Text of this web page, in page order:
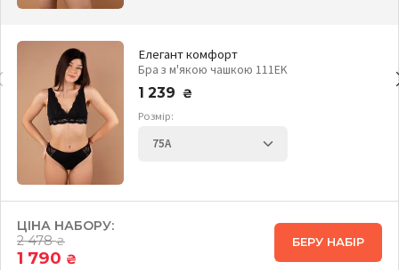
Елегант комфорт
Бра з м'якою чашкою 111EK
1 239
₴
Розмір:
ЦІНА НАБОРУ:
2 478₴
1 790 ₴
БЕРУ НАБІР